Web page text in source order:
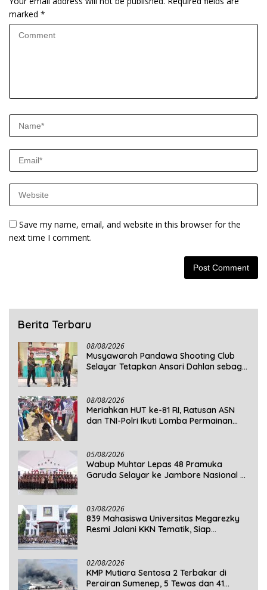
marked *
Save my name, email, and website in this browser for the
next time I comment.
Berita Terbaru
08/08/2026
Musyawarah Pandawa Shooting Club
Selayar Tetapkan Ansari Dahlan sebagai
08/08/2026
Meriahkan HUT ke-81 RI, Ratusan ASN
dan TNI-Polri Ikuti Lomba Permainan
05/08/2026
Wabup Muhtar Lepas 48 Pramuka
Garuda Selayar ke Jambore Nasional XII
03/08/2026
839 Mahasiswa Universitas Megarezky
Resmi Jalani KKN Tematik, Siap
02/08/2026
KMP Mutiara Sentosa 2 Terbakar di
Perairan Sumenep, 5 Tewas dan 41